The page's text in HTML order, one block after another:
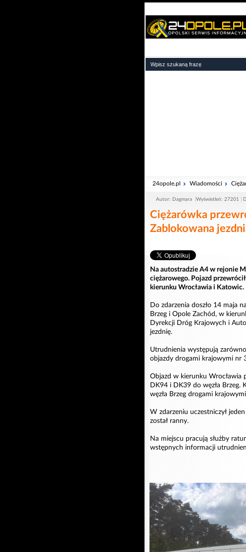
24opole.pl Wiadomości
Autor: Dagmara Wyświetleń: 27201
Ciężarówka
Zablokowana
Na autostradzie A4 w rejonie
ciężarowego. Pojazd
kierunku Wrocławia i Katowic.
Do zdarzenia doszło 14 maja
Brzeg i Opole Zachód, w
Dyrekcji Dróg Krajowych i
jezdnię.
Utrudnienia występują
objazdy drogami krajowymi nr
Objazd w kierunku Wrocławia
DK94 i DK39 do węzła Brzeg.
węzła Brzeg drogami
W zdarzeniu uczestniczył
został ranny.
Na miejscu pracują służby
wstępnych informacji